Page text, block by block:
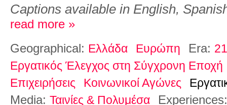
Captions available in English,
read more »
Geographical: Ελλάδα Ευρώπη Era:
Εργατικός Έλεγχος στη Σύγχρονη Εποχή
Επιχειρήσεις
Κοινωνικοί Αγώνες
Media: Ταινίες & Πολυμέσα